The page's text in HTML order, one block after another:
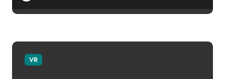
VR